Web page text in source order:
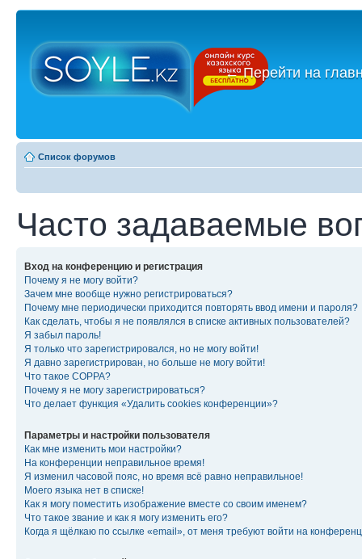
←Перейти на
Список форумов
Часто задаваемые
Вход на конференцию и регистрация
Почему я не могу войти?
Зачем мне вообще нужно регистрироваться?
Почему мне периодически приходится повторять ввод имени и пароля?
Как сделать, чтобы я не появлялся в списке активных пользователей?
Я забыл пароль!
Я только что зарегистрировался, но не могу войти!
Я давно зарегистрирован, но больше не могу войти!
Что такое COPPA?
Почему я не могу зарегистрироваться?
Что делает функция «Удалить cookies конференции»?
Параметры и настройки пользователя
Как мне изменить мои настройки?
На конференции неправильное время!
Я изменил часовой пояс, но время всё равно неправильное!
Моего языка нет в списке!
Как я могу поместить изображение вместе со своим именем?
Что такое звание и как я могу изменить его?
Когда я щёлкаю по ссылке «email», от меня требуют войти на